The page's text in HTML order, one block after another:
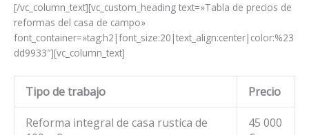
[/vc_column_text][vc_custom_heading text=»Tabla de precios de
reformas del casa de campo»
font_container=»tag:h2|font_size:20|text_align:center|color:%23
dd9933″][vc_column_text]
Tipo de trabajo Precio
Reforma integral de casa rustica de
45 000